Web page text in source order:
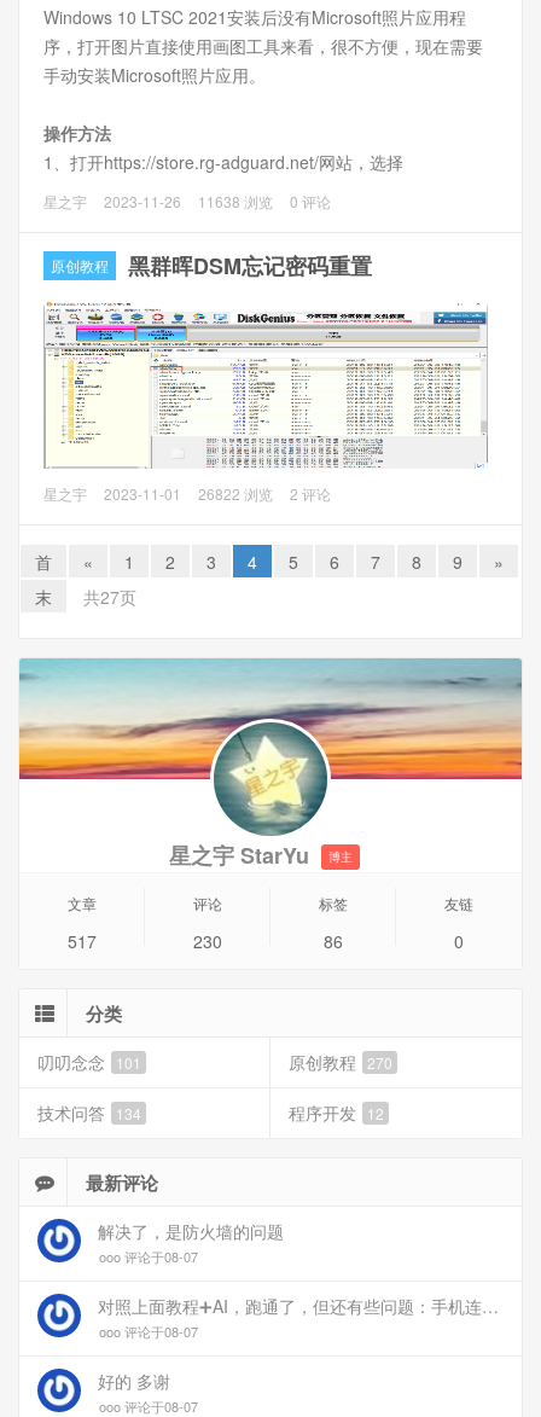
1.1、VMware ESXi 8.0U1（我这里使用这个版本，具体安装
可以看我以前的文章）
1.2、ZimaOS镜像，目前最新版是0.4.9.4，下载
2、虚拟环境
2.1、打开虚拟机管理web界面，点击“创建/注册虚拟机”，选
Windows 10 LTSC 2021安装后没有Microsoft照片应用程
序，打开图片直接使用画图工具来看，很不方便，现在需要
手动安装Microsoft照片应用。
操作方法
1、打开https://store.rg-adguard.net/网站，选择
PackageFamilyName ，输入
按钮，并下载以下3个安装包。（64位下载X64的，32位下载
X86的，本站文章末尾提供64位应用安装包下载）
（1）
（2）
星之宇 2023-11-26 11638 浏览 0 评论
原创教程 黑群晖DSM忘记密码重置
白群晖DSM重置密码只要按住reset按钮5秒钟，听到“哔”的一
reset按钮，如果忘记了密码如何重置呢？
方法一
方法二
因为底层是Linux的修改而来的，所以只要修改/etc/shadow文
件就可以了。
星之宇 2023-11-01 26822 浏览 2 评论
首 « 1 2 3 4 5 6 7 8 9
»
末
共27页
星之宇 StarYu 博主
文章
517
评论
230
标签
86
友链
0
分类
叨叨念念 101 原创教程 270
技术问答 134 程序开发 12
最新评论
解决了，是防火墙的问题
ooo 评论于08-07
对照上面教程➕AI，跑通了，但还有些问题：手机连上vpn后，部分家里内网的服务能访问（内网的Debian服务器可以），部分不能(routeros网页），不知道问题出在哪
ooo 评论于08-07
好的 多谢
ooo 评论于08-07